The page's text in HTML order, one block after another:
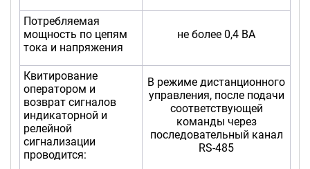
Потребляемая
мощность по цепям
тока и напряжения
не более 0,4 ВА
Квитирование
оператором и
возврат сигналов
индикаторной и
релейной
сигнализации
проводится:
В режиме дистанционного
управления, после подачи
соответствующей
команды через
последовательный канал
RS-485